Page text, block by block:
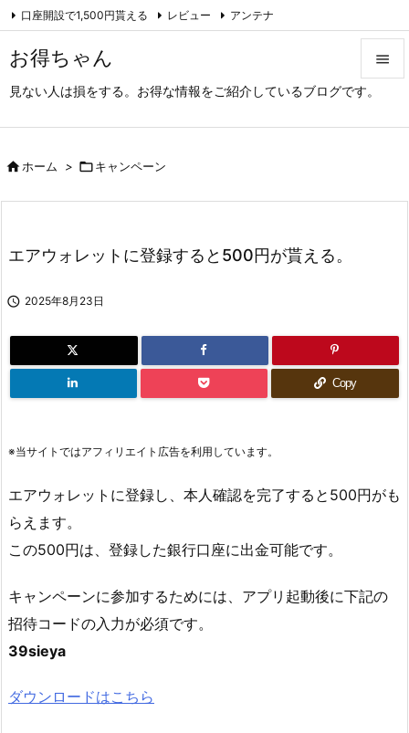
お得ちゃん
見ない人は損をする。お得な情報をご紹介しているブログです。

口座開設で1,500円貰える レビュー アンテナ
アーカイブ（旧サイト）
ホーム > キャンペーン
エアウォレットに登録すると500円が貰える。
 2025年8月23日
Copy
※当サイトではアフィリエイト広告を利用しています。
エアウォレットに登録し、本人確認を完了すると500円がも
らえます。
この500円は、登録した銀行口座に出金可能です。
キャンペーンに参加するためには、アプリ起動後に下記の
招待コードの入力が必須です。
39sieya
ダウンロードはこちら